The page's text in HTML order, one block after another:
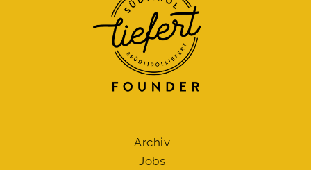
Archiv
Jobs